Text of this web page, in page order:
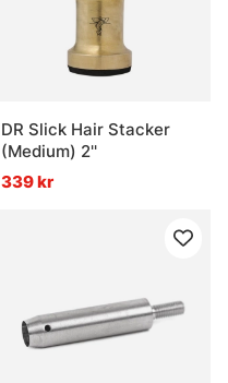
DR Slick Hair Stacker
(Medium) 2''
339 kr